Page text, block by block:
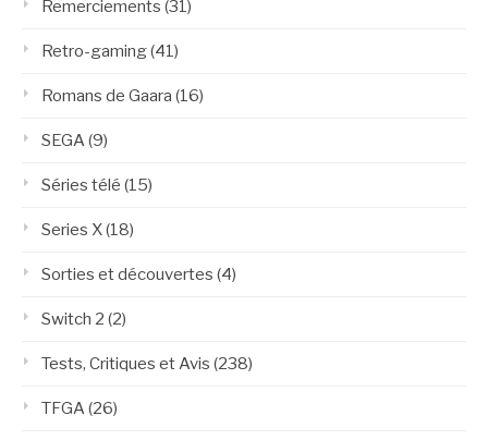
Remerciements (31)
Retro-gaming(41)
Romans de Gaara (16)
SEGA(9)
Séries télé (15)
Series X(18)
Sorties et découvertes (4)
Switch 2 (2)
Tests, Critiques et Avis (238)
TFGA(26)